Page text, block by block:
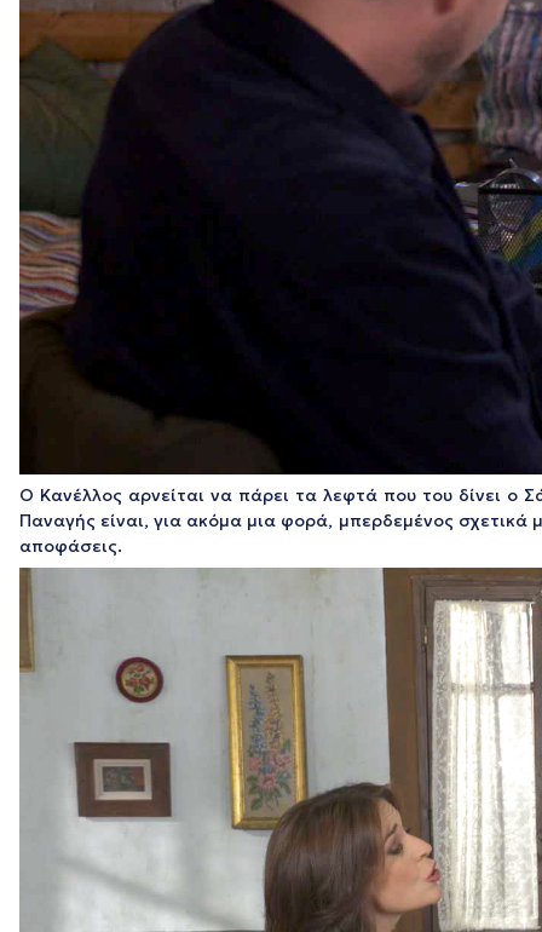
Ο Κανέλλος αρνείται να πάρει τα λεφτά που του δίνει ο
Παναγής είναι, για ακόμα μια φορά, μπερδεμένος
αποφάσεις.